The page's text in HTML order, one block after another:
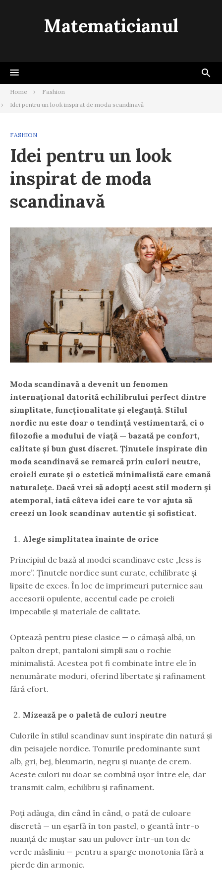
Matematicianul
Home
Fashion
Idei pentru un look inspirat de moda scandinavă
FASHION
Idei pentru un look
inspirat de moda
scandinavă
Moda scandinavă a devenit un fenomen
internațional datorită echilibrului perfect dintre
simplitate, funcționalitate și eleganță. Stilul
nordic nu este doar o tendință vestimentară, ci o
filozofie a modului de viață — bazată pe confort,
calitate și bun gust discret. Ținutele inspirate din
moda scandinavă se remarcă prin culori neutre,
croieli curate și o estetică minimalistă care emană
naturalețe. Dacă vrei să adopți acest stil modern și
atemporal, iată câteva idei care te vor ajuta să
creezi un look scandinav autentic și sofisticat.
Alege simplitatea înainte de orice
Principiul de bază al modei scandinave este „less is
more”. Ținutele nordice sunt curate, echilibrate și
lipsite de exces. În loc de imprimeuri puternice sau
accesorii opulente, accentul cade pe croieli
impecabile și materiale de calitate.
Optează pentru piese clasice — o cămașă albă, un
palton drept, pantaloni simpli sau o rochie
minimalistă. Acestea pot fi combinate între ele în
nenumărate moduri, oferind libertate și rafinament
fără efort.
Mizează pe o paletă de culori neutre
Culorile în stilul scandinav sunt inspirate din natură și
din peisajele nordice. Tonurile predominante sunt
alb, gri, bej, bleumarin, negru și nuanțe de crem.
Aceste culori nu doar se combină ușor între ele, dar
transmit calm, echilibru și rafinament.
Poți adăuga, din când în când, o pată de culoare
discretă — un eșarfă în ton pastel, o geantă într-o
nuanță de muștar sau un pulover într-un ton de
verde măsliniu — pentru a sparge monotonia fără a
pierde din armonie.